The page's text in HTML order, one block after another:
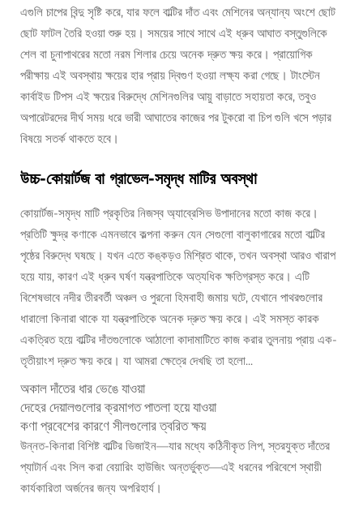
এগুলি চাপের বিন্দু সৃষ্টি করে, যার ফলে বাল্টির দাঁত এবং মেশিনের অন্যান্য অংশে ছোট
ছোট ফাটল তৈরি হওয়া শুরু হয়। সময়ের সাথে সাথে এই ধ্রুব আঘাত বস্তুগুলিকে
শেল বা চুনাপাথরের মতো নরম শিলার চেয়ে অনেক দ্রুত ক্ষয় করে। প্রায়োগিক
পরীক্ষায় এই অবস্থায় ক্ষয়ের হার প্রায় দ্বিগুণ হওয়া লক্ষ্য করা গেছে। টাংস্টেন
কার্বাইড টিপস এই ক্ষয়ের বিরুদ্ধে মেশিনগুলির আয়ু বাড়াতে সহায়তা করে, তবুও
অপারেটরদের দীর্ঘ সময় ধরে ভারী আঘাতের কাজের পর টুকরো বা চিপ গুলি খসে পড়ার
বিষয়ে সতর্ক থাকতে হবে।
উচ্চ-কোয়ার্টজ বা গ্রাভেল-সমৃদ্ধ মাটির অবস্থা
কোয়ার্টজ-সমৃদ্ধ মাটি প্রকৃতির নিজস্ব অ্যাব্রেসিভ উপাদানের মতো কাজ করে।
প্রতিটি ক্ষুদ্র কণাকে এমনভাবে কল্পনা করুন যেন সেগুলো বালুকাগারের মতো বাল্টির
পৃষ্ঠের বিরুদ্ধে ঘষছে। যখন এতে কঙ্কড়ও মিশ্রিত থাকে, তখন অবস্থা আরও খারাপ
হয়ে যায়, কারণ এই ধ্রুব ঘর্ষণ যন্ত্রপাতিকে অত্যধিক ক্ষতিগ্রস্ত করে। এটি
বিশেষভাবে নদীর তীরবর্তী অঞ্চল ও পুরনো হিমবাহী জমায় ঘটে, যেখানে পাথরগুলোর
ধারালো কিনারা থাকে যা যন্ত্রপাতিকে অনেক দ্রুত ক্ষয় করে। এই সমস্ত কারক
একত্রিত হয়ে বাল্টির দাঁতগুলোকে আঠালো কাদামাটিতে কাজ করার তুলনায় প্রায় এক-
তৃতীয়াংশ দ্রুত ক্ষয় করে। যা আমরা ক্ষেত্রে দেখছি তা হলো...
অকাল দাঁতের ধার ভেঙে যাওয়া
দেহের দেয়ালগুলোর ক্রমাগত পাতলা হয়ে যাওয়া
কণা প্রবেশের কারণে সীলগুলোর ত্বরিত ক্ষয়
উন্নত-কিনারা বিশিষ্ট বাল্টির ডিজাইন—যার মধ্যে কঠিনীকৃত লিপ, স্তরযুক্ত দাঁতের
প্যাটার্ন এবং সিল করা বেয়ারিং হাউজিং অন্তর্ভুক্ত—এই ধরনের পরিবেশে স্থায়ী
কার্যকারিতা অর্জনের জন্য অপরিহার্য।